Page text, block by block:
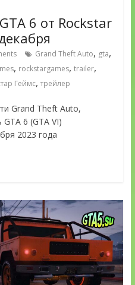
6 от Rockstar
Grand Theft Auto, gta,
, rockstargames, trailer,
Геймс, трейлер
Grand Theft Auto,
6 (GTA VI)
2023 года